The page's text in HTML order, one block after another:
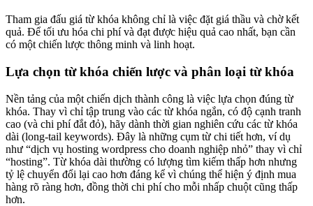
Tham gia đấu giá từ khóa không chỉ là việc đặt giá thầu và chờ kết
quả. Để tối ưu hóa chi phí và đạt được hiệu quả cao nhất, bạn cần
có một chiến lược thông minh và linh hoạt.
Lựa chọn từ khóa chiến lược và phân loại từ khóa
Nền tảng của một chiến dịch thành công là việc lựa chọn đúng từ
khóa. Thay vì chỉ tập trung vào các từ khóa ngắn, có độ cạnh tranh
cao (và chi phí đắt đỏ), hãy dành thời gian nghiên cứu các từ khóa
dài (long-tail keywords). Đây là những cụm từ chi tiết hơn, ví dụ
như “dịch vụ hosting wordpress cho doanh nghiệp nhỏ” thay vì chỉ
“hosting”. Từ khóa dài thường có lượng tìm kiếm thấp hơn nhưng
tỷ lệ chuyển đổi lại cao hơn đáng kể vì chúng thể hiện ý định mua
hàng rõ ràng hơn, đồng thời chi phí cho mỗi nhấp chuột cũng thấp
hơn.